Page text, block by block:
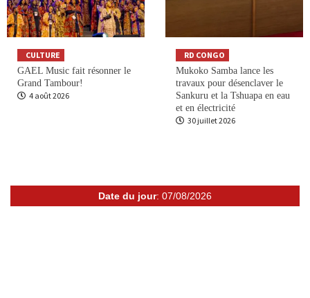
CULTURE
GAEL Music fait résonner le
Grand Tambour!
4 août 2026
RD CONGO
Mukoko Samba lance les
travaux pour désenclaver le
Sankuru et la Tshuapa en eau
et en électricité
30 juillet 2026
Date du jour: 07/08/2026